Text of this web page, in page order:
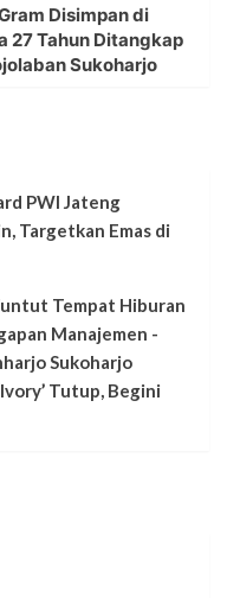
Disimpan di
27 Tahun Ditangkap
Sukoharjo
PWI Jateng
Targetkan Emas di
Tempat Hiburan
Manajemen -
Sukoharjo
Tutup, Begini